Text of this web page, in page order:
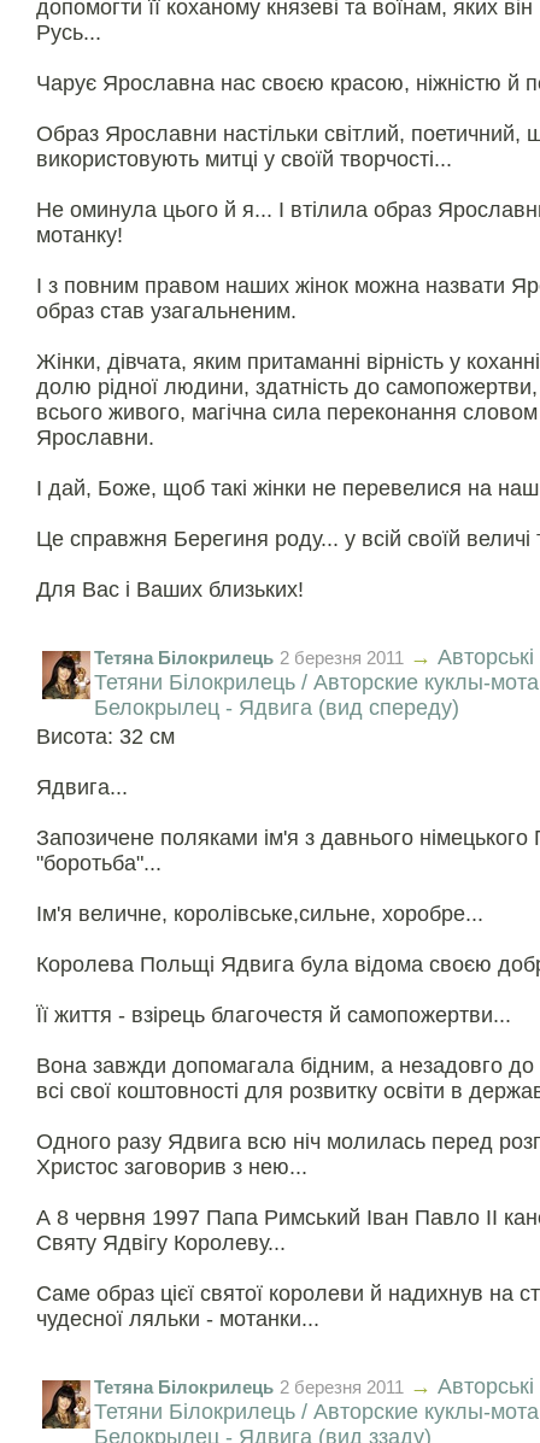
допомогти її коханому князевi та воїнам, яких
Русь...
Чарує Ярославна нас своєю красою, нiжнiстю й
Образ Ярославни настільки світлий, поетичний,
використовують митці у своїй творчості...
Не оминула цього й я... І втілила образ
мотанку!
І з повним правом наших жінок можна назвати
образ став узагальненим.
Жінки, дівчата, яким притаманні вірність у
долю рідної людини, здатність до
всього живого, магічна сила переконання
Ярославни.
І дай, Боже, щоб такі жінки не перевелися на
Це справжня Берегиня роду... у всій своїй величі
Для Вас і Ваших близьких!
Тетяна Білокрилець 2 березня 2011 →
Тетяни Білокрилець / Авторские куклы-
Белокрылец - Ядвига (вид спереду)
Висота: 32 см
Ядвига...
Запозичене поляками ім'я з давнього німецького
"боротьба"...
Ім'я величне, королівське,сильне, хоробре...
Королева Польщі Ядвига була відома своєю
Її життя - взірець благочестя й самопожертви...
Вона завжди допомагала бідним, а незадовго до
всі свої коштовності для розвитку освіти в
Одного разу Ядвига всю ніч молилась перед
Христос заговорив з нею...
А 8 червня 1997 Папа Римський Іван Павло II
Святу Ядвігу Королеву...
Саме образ цієї святої королеви й надихнув на
чудесної ляльки - мотанки...
Тетяна Білокрилець 2 березня 2011 →
Тетяни Білокрилець / Авторские куклы-
Белокрылец - Ядвига (вид ззаду)